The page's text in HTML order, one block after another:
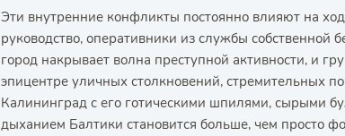
Эти внутренние конфликты постоянно влияют на
руководство, оперативники из службы собственной
город накрывает волна преступной активности, и
эпицентре уличных столкновений, стремительных
Калининград с его готическими шпилями, сырыми
дыханием Балтики становится больше, чем просто